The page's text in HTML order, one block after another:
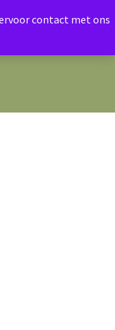
contact met ons